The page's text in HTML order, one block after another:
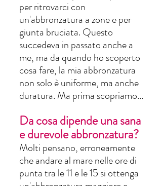
per ritrovarci con
un'abbronzatura a zone e per
giunta bruciata. Questo
succedeva in passato anche a
me, ma da quando ho scoperto
cosa fare, la mia abbronzatura
non solo è uniforme, ma anche
duratura. Ma prima scopriamo...
Da cosa dipende una sana
e durevole abbronzatura?
Molti pensano, erroneamente
che andare al mare nelle ore di
punta tra le 11 e le 15 si ottenga